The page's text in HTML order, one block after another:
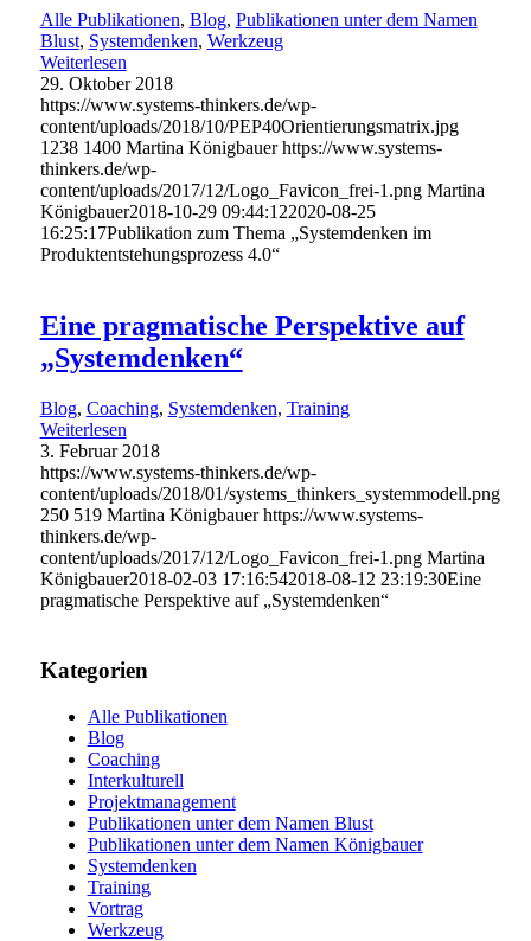
Alle Publikationen, Blog, Publikationen unter dem Namen
Blust, Systemdenken, Werkzeug
Weiterlesen
29. Oktober 2018
https://www.systems-thinkers.de/wp-
content/uploads/2018/10/PEP40Orientierungsmatrix.jpg
1238 1400 Martina Königbauer https://www.systems-
thinkers.de/wp-
content/uploads/2017/12/Logo_Favicon_frei-1.png Martina
Königbauer2018-10-29 09:44:122020-08-25
16:25:17Publikation zum Thema „Systemdenken im
Produktentstehungsprozess 4.0“
Eine pragmatische Perspektive auf
„Systemdenken“
Blog, Coaching, Systemdenken, Training
Weiterlesen
3. Februar 2018
https://www.systems-thinkers.de/wp-
content/uploads/2018/01/systems_thinkers_systemmodell.png
250 519 Martina Königbauer https://www.systems-
thinkers.de/wp-
content/uploads/2017/12/Logo_Favicon_frei-1.png Martina
Königbauer2018-02-03 17:16:542018-08-12 23:19:30Eine
pragmatische Perspektive auf „Systemdenken“
Kategorien
Alle Publikationen
Blog
Coaching
Interkulturell
Projektmanagement
Publikationen unter dem Namen Blust
Publikationen unter dem Namen Königbauer
Systemdenken
Training
Vortrag
Werkzeug